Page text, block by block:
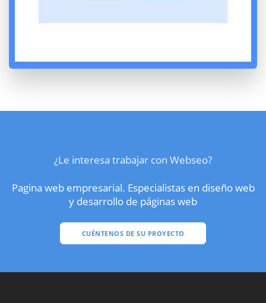
¿Le interesa trabajar con Webseo?
Pagina web empresarial. Especialistas en diseño web
y desarrollo de páginas web
CUÉNTENOS DE SU PROYECTO